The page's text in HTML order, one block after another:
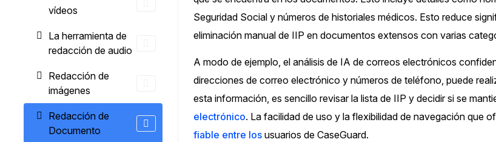
¿Necesitas redactar una gran cantidad de
archivos? Podemos ayudarte
Redacción de audio
personal (PII), como nombres, números de
teléfono, direcciones, SSN y más de miles
Redacción en Bulto
vídeos
La herramienta de
redacción de audio
Redacción de
imágenes
Redacción de
Documento
Seguridad Social y números de historiales médicos. Esto reduce
eliminación manual de IIP en documentos extensos con varias
A modo de ejemplo, el análisis de IA de correos electrónicos
direcciones de correo electrónico y números de teléfono, puede
esta información, es sencillo revisar la lista de IIP y decidir si se
electrónico. La facilidad de uso y la flexibilidad de navegación que
fiable entre losusuarios de CaseGuard.